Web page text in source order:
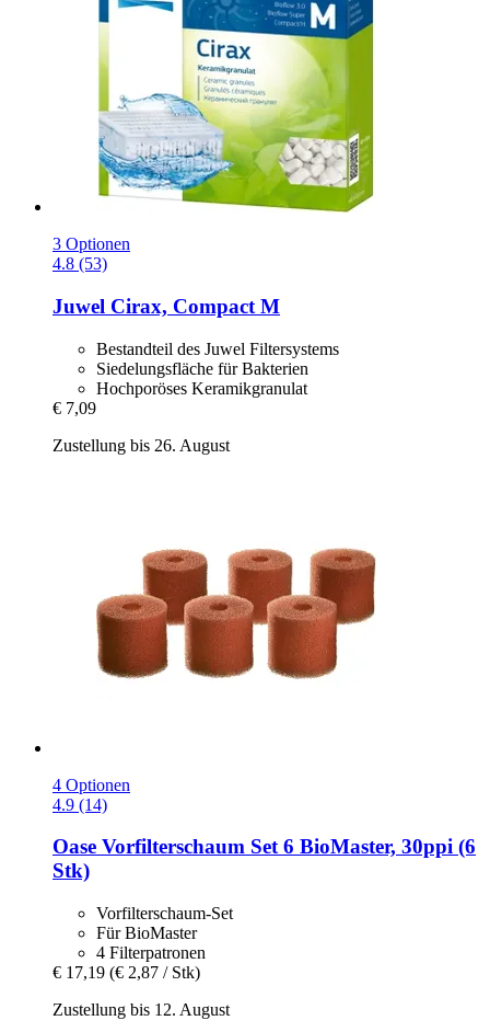
3 Optionen
4.8 (53)
Juwel Cirax, Compact M
Bestandteil des Juwel Filtersystems
Siedelungsfläche für Bakterien
Hochporöses Keramikgranulat
€ 7,09
Zustellung bis 26. August
4 Optionen
4.9 (14)
Oase Vorfilterschaum Set 6 BioMaster, 30ppi (6
Stk)
Vorfilterschaum-Set
Für BioMaster
4 Filterpatronen
€ 17,19 (€ 2,87 / Stk)
Zustellung bis 12. August